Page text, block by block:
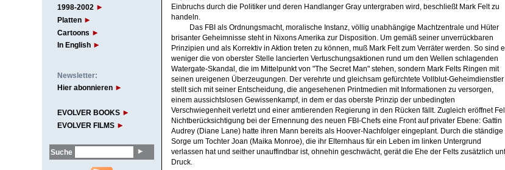
1998-2002
Platten
Cartoons
In English
Newsletter:
Hier abonnieren
EVOLVER BOOKS
EVOLVER FILMS
Suche
Einbruchs durch die Politiker und deren Handlanger Gray untergraben wird, beschließt Mark Felt zu
handeln.
Das FBI als Ordnungsmacht, moralische Instanz, völlig unabhängige Machtzentrale und Hüter
brisanter Geheimnisse steht in Nixons Amerika zur Disposition. Um gemäß seiner unverrückbaren
Prinzipien und als Korrektiv in Aktion treten zu können, muß Mark Felt zum Verräter werden. So sind
weniger die von oberster Stelle lancierten Vertuschungsaktionen rund um den Wellen schlagenden
Watergate-Skandal, die im Mittelpunkt von "The Secret Man" stehen, sondern Mark Felts Ringen mit
seinen ureigenen Überzeugungen. Der verehrte und gleichsam gefürchtete Vollblut-Geheimdienstler
stellt sich mit seiner Entscheidung, die angesehenen Printmedien mit Informationen zu versorgen,
einem aussichtslosen Gewissenkampf, in dem er das oberste Prinzip der unbedingten
Verschwiegenheit verletzt und einer amtierenden Regierung in den Rücken fällt. Zugleich eröffnet
Nichtberücksichtigung bei der Ernennung des neuen FBI-Chefs eine Front auf privater Ebene: Gattin
Audrey (Diane Lane) hatte ihren Mann bereits als Hoover-Nachfolger eingeplant. Durch die ständige
Sorge um Tochter Joan (Maika Monroe), die ihr Elternhaus für ein Leben im linken Untergrund
verlassen hat und seither unauffindbar ist, ohnehin geschwächt, gerät die Ehe der Felts zusätzlich
Druck.